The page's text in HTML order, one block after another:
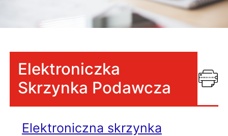
Elektroniczka
Skrzynka Podawcza
Elektroniczna skrzynka